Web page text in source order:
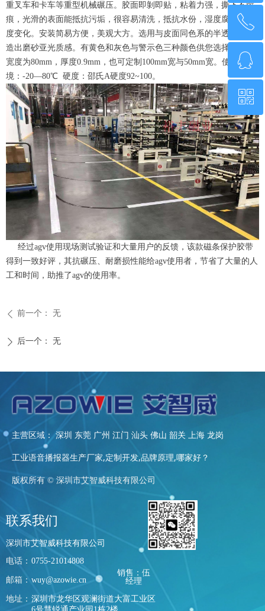
重叉车和卡车等重型机械碾压。胶面即剝即贴，粘着力强，撕下不留
痕，光滑的表面能抵抗污垢，很容易清洗，抵抗水份，湿度腐蚀和温
度变化。安装简易方便，美观大方。选用与皮面同色系的半透明，打
造出磨砂亚光质感。有黄色和灰色与警示色三种颜色供您选择。标准
宽度为80mm，厚度0.9mm，也可定制100mm宽与50mm宽。使用环
境：-20—80℃ 硬度：邵氏A硬度92~100。
经过agv使用现场测试验证和大量用户的反馈，该款磁条保护胶带
得到一致好评，其抗碾压、耐磨损性能给agv使用者，节省了大量的人
工和时间，助推了agv的使用率。
ꄴ 前一个： 无
ꄲ 后一个： 无
电话： 0755-21014808
邮箱： wuy@azowie.cn
地址： 深圳市龙华区观澜街道大富工业区
联系我们
深圳市艾智威科技有限公司
销售：伍
经理
版权所有 © 深圳市艾智威科技有限公司
主营区域： 深圳 东莞 广州 江门 汕头 佛山 韶关 上海 龙岗
工业语音播报器生产厂家,定制开发,品牌原理,哪家好？
回到顶部
ꂅ
0755-21014808
ꁗ
QQ客服
ꀥ
微信二维码